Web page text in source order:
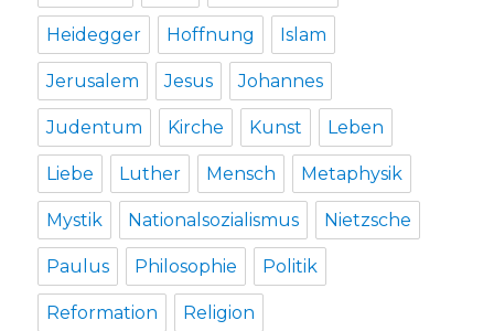
Heidegger Hoffnung Islam
Jerusalem Jesus Johannes
Judentum Kirche Kunst Leben
Liebe Luther Mensch Metaphysik
Mystik Nationalsozialismus Nietzsche
Paulus Philosophie Politik
Reformation Religion